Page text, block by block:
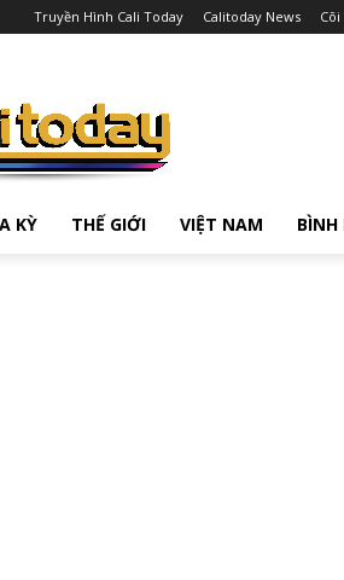
Truyền Hình Cali Today Calitoday News
KỲ THẾ GIỚI VIỆT NAM BÌNH